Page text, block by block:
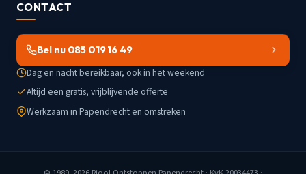
CONTACT
Bel nu 085 019 16 49
Dag en nacht bereikbaar, ook in het weekend
Altijd een gratis, vrijblijvende offerte
Werkzaam in Papendrecht en omstreken